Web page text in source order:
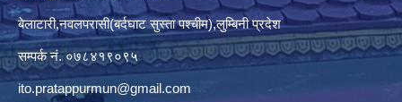
बेलाटारी,नवलपरासी(बर्दघाट सुस्ता पश्चीम),लुम्बिनी प्रदेश
सम्पर्क नं. ०७८४१९०९५
ito.pratappurmun@gmail.com